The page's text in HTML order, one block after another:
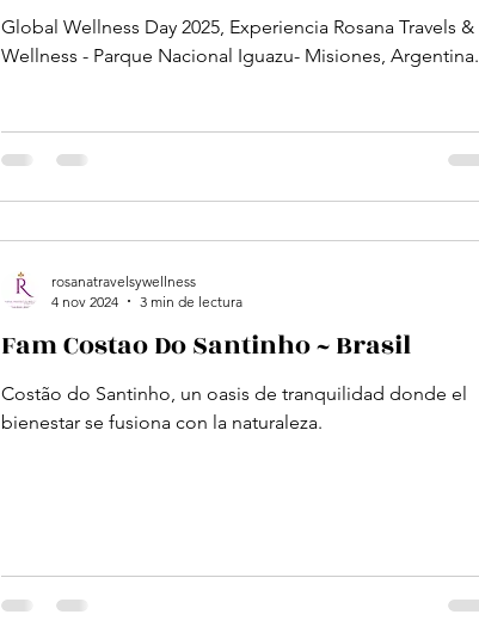
Global Wellness Day 2025, Experiencia Rosana Travels &
Wellness - Parque Nacional Iguazu- Misiones, Argentina.
Fam Costao Do Santinho ~ Brasil
Costão do Santinho, un oasis de tranquilidad donde el
bienestar se fusiona con la naturaleza.
rosanatravelsywellness
4 nov 2024
3 min de lectura